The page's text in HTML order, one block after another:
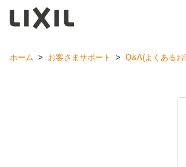
ホーム > お客さまサポート > Q&A(よくあるお